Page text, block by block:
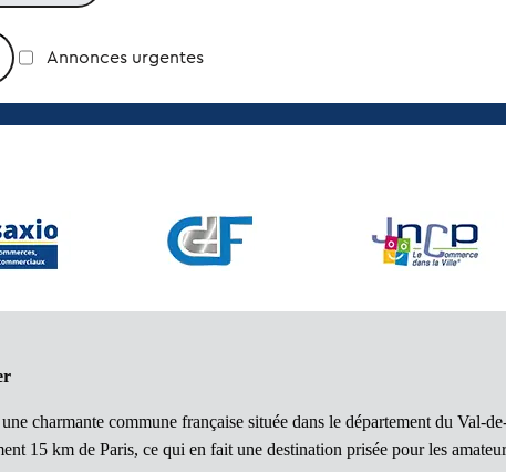
Annonces urgentes
charmante commune française située dans le département du Val-
15 km de Paris, ce qui en fait une destination prisée pour les